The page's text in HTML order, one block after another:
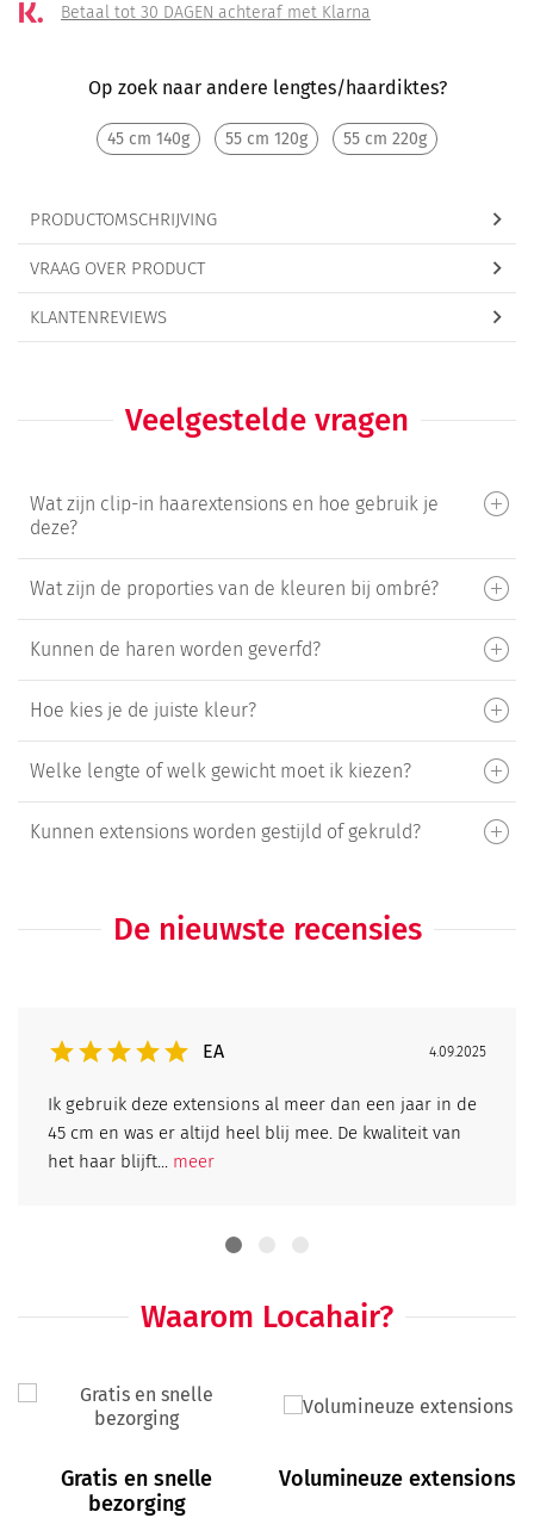
Betaal tot 30 DAGEN achteraf met Klarna
Op zoek naar andere lengtes/haardiktes?
45 cm 140g 55 cm 120g 55 cm 220g
PRODUCTOMSCHRIJVING
VRAAG OVER PRODUCT
KLANTENREVIEWS
Veelgestelde vragen
Wat zijn clip-in haarextensions en hoe gebruik je
deze?
Wat zijn de proporties van de kleuren bij ombré?
Kunnen de haren worden geverfd?
Hoe kies je de juiste kleur?
Welke lengte of welk gewicht moet ik kiezen?
Kunnen extensions worden gestijld of gekruld?
De nieuwste recensies
EA 4.09.2025
Ik gebruik deze extensions al meer dan een jaar in de
45 cm en was er altijd heel blij mee. De kwaliteit van
het haar blijft... meer
Waarom Locahair?
Gratis en snelle
bezorging
Volumineuze extensions